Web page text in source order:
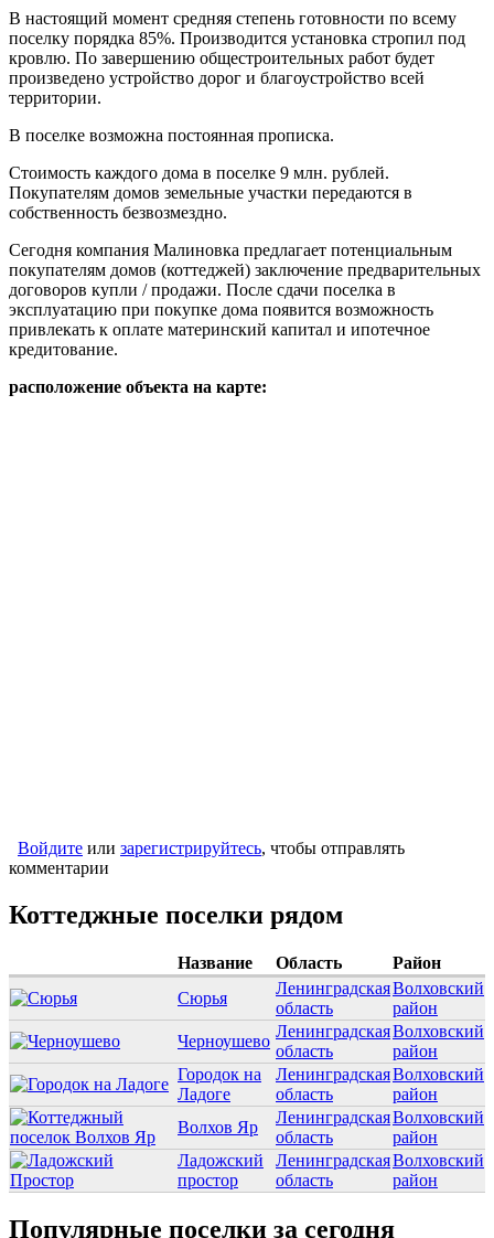
В настоящий момент средняя степень готовности по всему
поселку порядка 85%. Производится установка стропил под
кровлю. По завершению общестроительных работ будет
произведено устройство дорог и благоустройство всей
территории.
В поселке возможна постоянная прописка.
Стоимость каждого дома в поселке 9 млн. рублей.
Покупателям домов земельные участки передаются в
собственность безвозмездно.
Сегодня компания Малиновка предлагает потенциальным
покупателям домов (коттеджей) заключение предварительных
договоров купли / продажи. После сдачи поселка в
эксплуатацию при покупке дома появится возможность
привлекать к оплате материнский капитал и ипотечное
кредитование.
расположение объекта на карте:
Войдите или зарегистрируйтесь, чтобы отправлять
комментарии
Коттеджные поселки рядом
Название Область
Район
Сюрья
Ленинградская
область
Волховский
район
Черноушево
Ленинградская
область
Волховский
район
Городок на
Ладоге
Ленинградская
область
Волховский
район
Волхов Яр
Ленинградская
область
Волховский
район
Ладожский
простор
Ленинградская
область
Волховский
район
Популярные поселки за сегодня